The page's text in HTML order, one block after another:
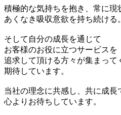
積極的な気持ちを抱き、常に現
あくなき吸収意欲を持ち続ける。
そして自分の成長を通じて
お客様のお役に立つサービスを
追求して頂ける方々が集まって
期待しています。
当社の理念に共感し、共に成長
心よりお待ちしています。